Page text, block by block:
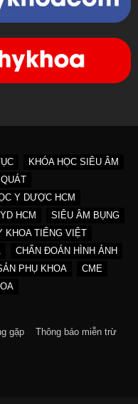
KHÓA HỌC SIÊU ÂM
Y DƯỢC HCM
HCM
SIÊU ÂM BỤNG
KHOA TIẾNG VIỆT
CHẨN ĐOÁN HÌNH ẢNH
PHỤ KHOA
CME
gặp Thông báo miễn trừ